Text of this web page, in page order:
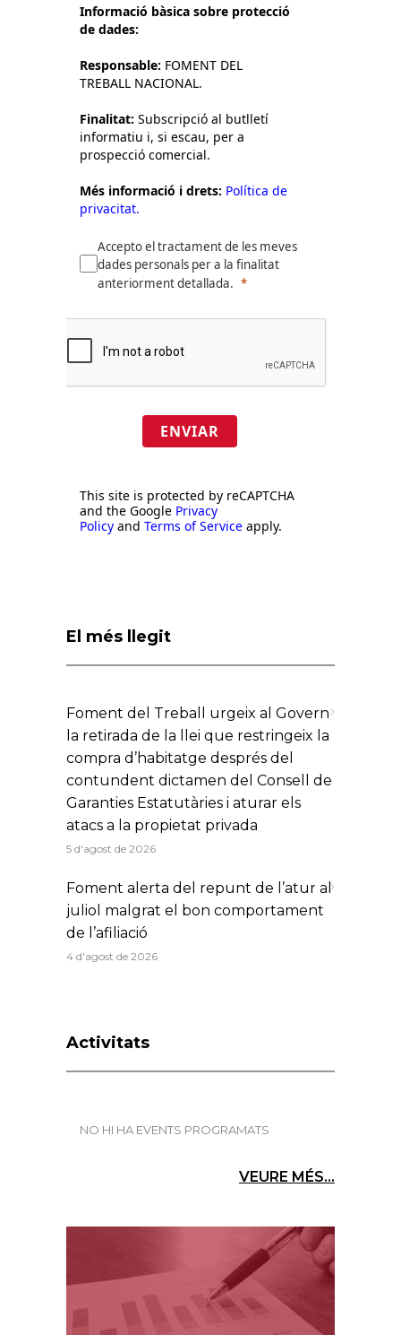
Informació bàsica sobre protecció
de dades:
Responsable: FOMENT DEL
TREBALL NACIONAL.
Finalitat: Subscripció al butlletí
informatiu i, si escau, per a
prospecció comercial.
Més informació i drets: Política de
privacitat.
Accepto el tractament de les meves
dades personals per a la finalitat
anteriorment detallada.
ENVIAR
This site is protected by reCAPTCHA
and the Google Privacy
Policy and Terms of Service apply.
El més llegit
Foment del Treball urgeix al Govern
la retirada de la llei que restringeix la
compra d’habitatge després del
contundent dictamen del Consell de
Garanties Estatutàries i aturar els
atacs a la propietat privada
5 d'agost de 2026
Foment alerta del repunt de l’atur al
juliol malgrat el bon comportament
de l’afiliació
4 d'agost de 2026
Activitats
NO HI HA EVENTS PROGRAMATS
VEURE MÉS...